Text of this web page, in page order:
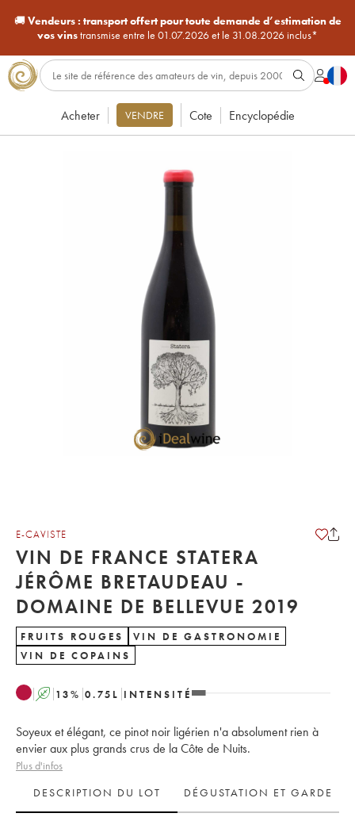
🚚Vendeurs : transport offert pour toute demande d’estimation de
vos vinstransmise entre le 01.07.2026 et le 31.08.2026 inclus*
Acheter VENDRE Cote Encyclopédie
E-CAVISTE
VIN DE FRANCE STATERA
JÉRÔME BRETAUDEAU -
DOMAINE DE BELLEVUE 2019
FRUITS ROUGES
VIN DE GASTRONOMIE
VIN DE COPAINS
A 13% 0.75 L INTENSITÉ
Soyeux et élégant, ce pinot noir ligérien n'a absolument rien à
envier aux plus grands crus de la Côte de Nuits.
Plus d'infos
DESCRIPTION DU LOT
DÉGUSTATION ET GARDE